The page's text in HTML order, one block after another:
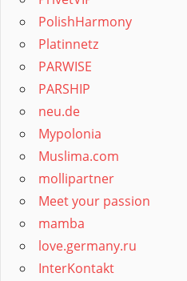
PolishHarmony
Platinnetz
PARWISE
PARSHIP
neu.de
Mypolonia
Muslima.com
mollipartner
Meet your passion
mamba
love.germany.ru
InterKontakt